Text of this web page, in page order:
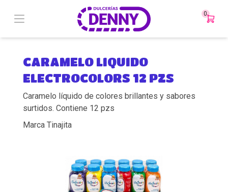
0
CARAMELO LIQUIDO
ELECTROCOLORS 12 PZS
Caramelo líquido de colores brillantes y sabores
surtidos. Contiene 12 pzs
Marca Tinajita